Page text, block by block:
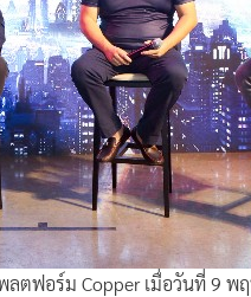
พลตฟอร์ม Copper เมื่อวันที่ 9